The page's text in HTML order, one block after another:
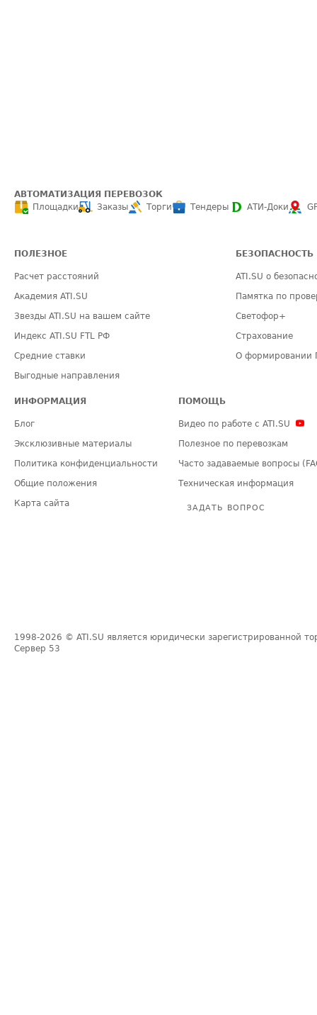
АВТОМАТИЗАЦИЯ ПЕРЕВОЗОК
Площадки
Заказы Торги Тендеры АТИ-Доки
ПОЛЕЗНОЕ
Расчет расстояний
Академия ATI.SU
Звезды ATI.SU на вашем сайте
Индекс ATI.SU FTL РФ
Средние ставки
Выгодные направления
БЕЗОПАСНОСТЬ
ATI.SU о
Памятка по
Светофор+
Страхование
О формировании
ИНФОРМАЦИЯ
Блог
Эксклюзивные материалы
Политика конфиденциальности
Общие положения
Карта сайта
ПОМОЩЬ
Видео по работе с ATI.SU
Полезное по перевозкам
Часто задаваемые вопросы
Техническая информация
ЗАДАТЬ ВОПРОС
1998-2026 © ATI.SU является юридически зарегистрированной
Сервер 53